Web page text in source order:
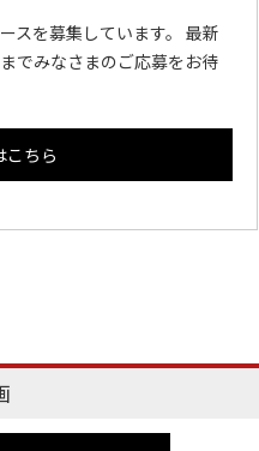
スを募集しています。 最新
でみなさまのご応募をお待
こちら